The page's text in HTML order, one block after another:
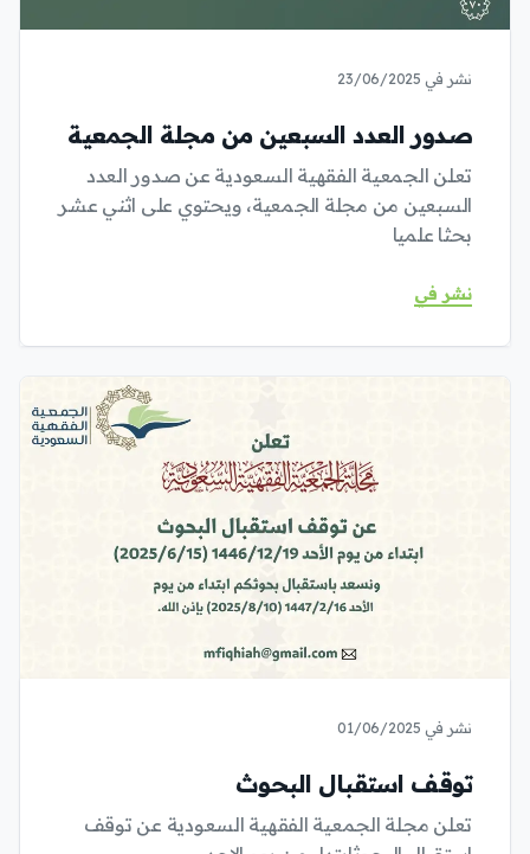
نشر في 23/06/2025
صدور العدد السبعين من مجلة الجمعية
تعلن الجمعية الفقهية السعودية عن صدور العدد
السبعين من مجلة الجمعية، ويحتوي على اثني عشر
بحثا علميا
نشر في
نشر في 01/06/2025
توقف استقبال البحوث
تعلن مجلة الجمعية الفقهية السعودية عن توقف